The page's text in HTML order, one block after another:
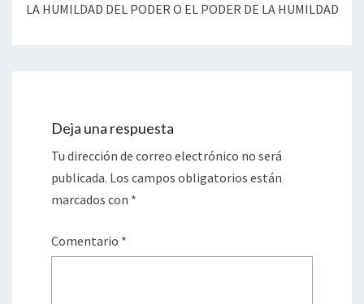
LA HUMILDAD DEL PODER O EL PODER DE LA HUMILDAD
Deja una respuesta
Tu dirección de correo electrónico no será
publicada. Los campos obligatorios están
marcados con *
Comentario *